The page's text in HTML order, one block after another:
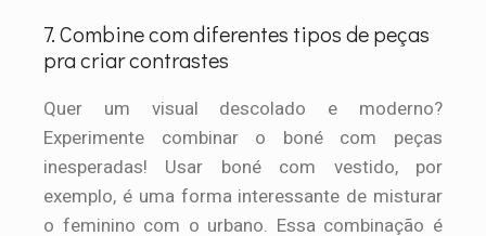
7. Combine com diferentes tipos de peças
pra criar contrastes
Quer um visual descolado e moderno?
Experimente combinar o boné com peças
inesperadas! Usar boné com vestido, por
exemplo, é uma forma interessante de misturar
o feminino com o urbano. Essa combinação é